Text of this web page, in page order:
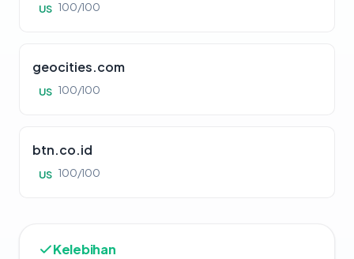
US 100/100
geocities.com
US 100/100
btn.co.id
US 100/100
Kelebihan